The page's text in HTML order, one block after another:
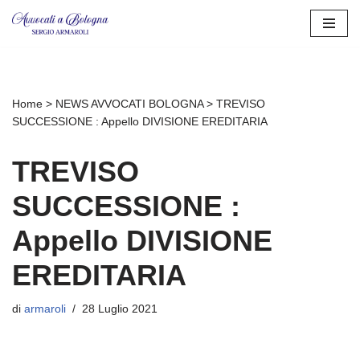
Home > NEWS AVVOCATI BOLOGNA> TREVISO
SUCCESSIONE : Appello DIVISIONE EREDITARIA
TREVISO
SUCCESSIONE :
Appello DIVISIONE
EREDITARIA
di armaroli 28 Luglio 2021